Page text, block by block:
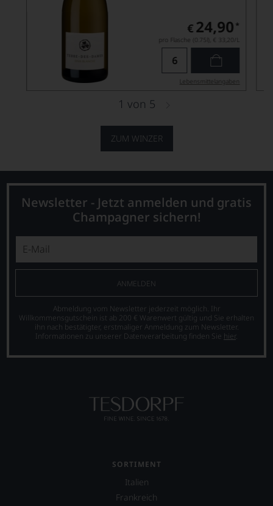
ZUM WINZER
€ 24,90 *
pro Flasche (0.75l), € 33,20 /L
Lebensmittel­angaben
1 von 5
Newsletter - Jetzt anmelden und gratis
Champagner sichern!
ANMELDEN
Abmeldung vom Newsletter jederzeit möglich. Ihr
Willkommensgutschein ist ab 200 € Warenwert gültig und Sie erhalten
ihn nach bestätigter, erstmaliger Anmeldung zum Newsletter.
Informationen zu unserer Datenverarbeitung finden Sie hier.
SORTIMENT
Italien
Frankreich